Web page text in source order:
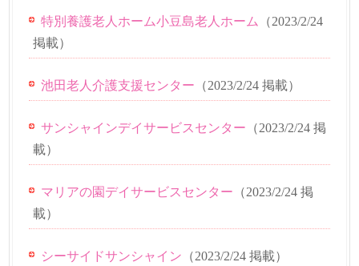
特別養護老人ホーム小豆島老人ホーム （2023/2/24
掲載）
池田老人介護支援センター （2023/2/24 掲載）
サンシャインデイサービスセンター （2023/2/24 掲
載）
マリアの園デイサービスセンター （2023/2/24 掲
載）
シーサイドサンシャイン （2023/2/24 掲載）